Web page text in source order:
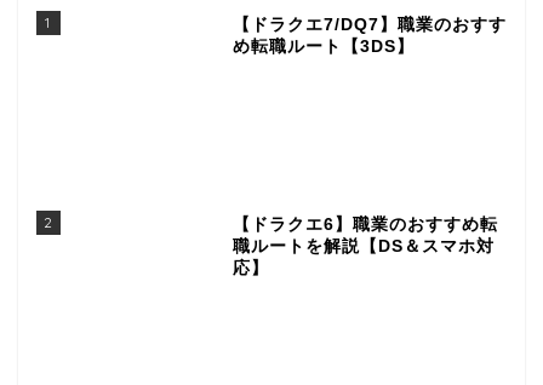
1
【ドラクエ7/DQ7】職業のおすす
め転職ルート【3DS】
2
【ドラクエ6】職業のおすすめ転
職ルートを解説【DS＆スマホ対
応】